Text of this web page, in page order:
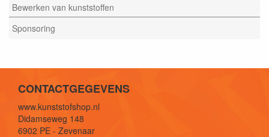
Bewerken van kunststoffen
Sponsoring
CONTACTGEGEVENS
www.kunststofshop.nl
Didamseweg 148
6902 PE - Zevenaar